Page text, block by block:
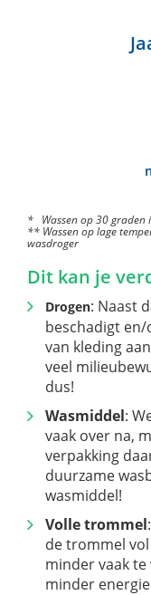
* Wassen op 30 graden
** Wassen op lage
wasdroger
Dit kan je
Drogen: Naast
beschadigt
van kleding
veel
dus!
Wasmiddel:
vaak over na,
verpakking
duurzame
wasmiddel!
Volle trommel
de trommel
minder vaak
minder